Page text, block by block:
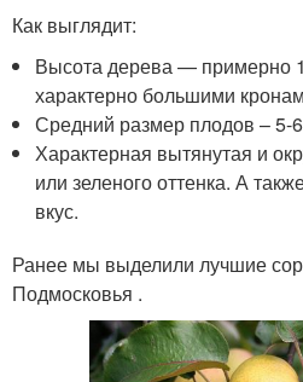
Как выглядит:
Высота дерева — примерно
характерно большими
Средний размер плодов – 5-
Характерная вытянутая и
или зеленого оттенка. А
вкус.
Ранее мы выделили лучшие
Подмосковья .